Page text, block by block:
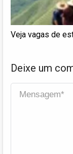
Veja vagas de
Deixe um